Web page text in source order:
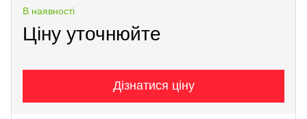
В наявності
Ціну уточнюйте
Дізнатися ціну